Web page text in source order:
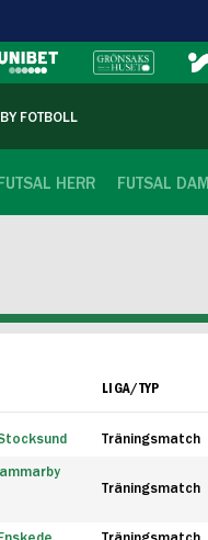
FOTBOLL
FUTSAL HERR FUTSAL DAM
LIGA/TYP
Träningsmatch
Träningsmatch